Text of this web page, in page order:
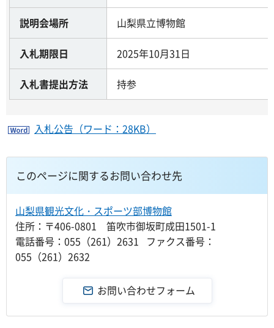
説明会場所 山梨県立博物館
入札期限日 2025年10月31日
入札書提出方法 持参
入札公告（ワード：28KB）
このページに関するお問い合わせ先
山梨県観光文化・スポーツ部博物館
住所：〒406-0801 笛吹市御坂町成田1501-1
電話番号：055（261）2631 ファクス番号：
055（261）2632